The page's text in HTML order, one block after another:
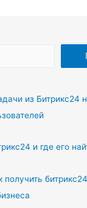
из Битрикс24
и где его